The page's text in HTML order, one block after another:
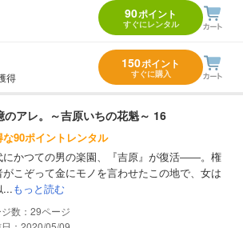
90ポイント
すぐにレンタル
得
150ポイント
すぐに購入
のアレ。～吉原いちの花魁～ 16
な90ポイントレンタル
にかつての男の楽園、『吉原』が復活――。権
がこぞって金にモノを言わせたこの地で、女は
...もっと読む
29